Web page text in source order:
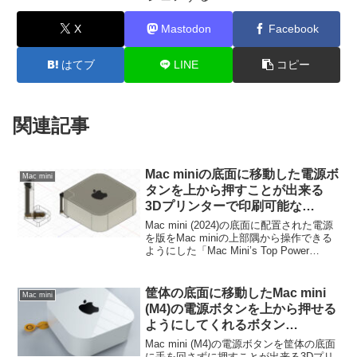
X Mastodon Facebook
はてブ LINE コピー
関連記事
Mac mini
Mac miniの底面に移動した電源ボ
タンを上から押すことが出来る
3Dプリンターで印刷可能な
「Mac Mini’s Top Power
Button」が公開。
Mac mini (2024)の底面に配置された電源
を版をMac miniの上部隅から操作できる
ようにした「Mac Mini’s Top Power
Mac mini
筐体の底面に移動したMac mini
(M4)の電源ボタンを上から押せる
ようにしてくれるボタン
「iFixTheButton for Mac mini
Mac mini (M4)の電源ボタンを筐体の底面